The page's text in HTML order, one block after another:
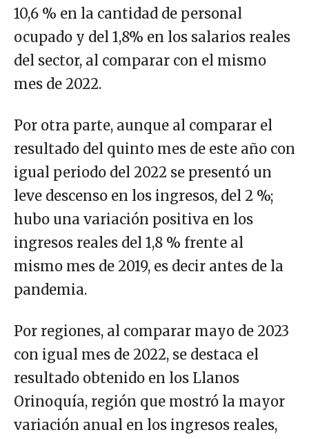
10,6 % en la cantidad de personal
ocupado y del 1,8% en los salarios reales
del sector, al comparar con el mismo
mes de 2022.
Por otra parte, aunque al comparar el
resultado del quinto mes de este año con
igual periodo del 2022 se presentó un
leve descenso en los ingresos, del 2 %;
hubo una variación positiva en los
ingresos reales del 1,8 % frente al
mismo mes de 2019, es decir antes de la
pandemia.
Por regiones, al comparar mayo de 2023
con igual mes de 2022, se destaca el
resultado obtenido en los Llanos
Orinoquía, región que mostró la mayor
variación anual en los ingresos reales,